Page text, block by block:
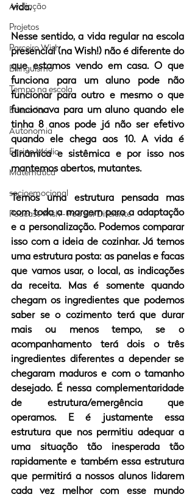
Avaliação
Projetos
Parceiro Wish
Bilinguismo
Tempo na escola
Educador
Autonomia
Ensino Médio
Matemática
socioemocional
Podcast Wish - Pod Ser Diferente
vida.
Nesse sentido, a vida regular na escola
presencial (na Wish!) não é diferente do
que estamos vendo em casa. O que
funciona para um aluno pode não
funcionar para outro e mesmo o que
funcionava para um aluno quando ele
tinha 8 anos pode já não ser efetivo
quando ele chega aos 10. A vida é
dinâmica e sistêmica e por isso nos
mantemos abertos, mutantes.
Temos uma estrutura pensada mas
com toda a margem para a adaptação
e a personalização. Podemos comparar
isso com a ideia de cozinhar. Já temos
uma estrutura posta: as panelas e facas
que vamos usar, o local, as indicações
da receita. Mas é somente quando
chegam os ingredientes que podemos
saber se o cozimento terá que durar
mais ou menos tempo, se o
acompanhamento terá dois o três
ingredientes diferentes a depender se
chegaram maduros e com o tamanho
desejado. É nessa complementaridade
de estrutura/emergência que
operamos. E é justamente essa
estrutura que nos permitiu adequar a
uma situação tão inesperada tão
rapidamente e também essa estrutura
que permitirá a nossos alunos lidarem
cada vez melhor com esse mundo